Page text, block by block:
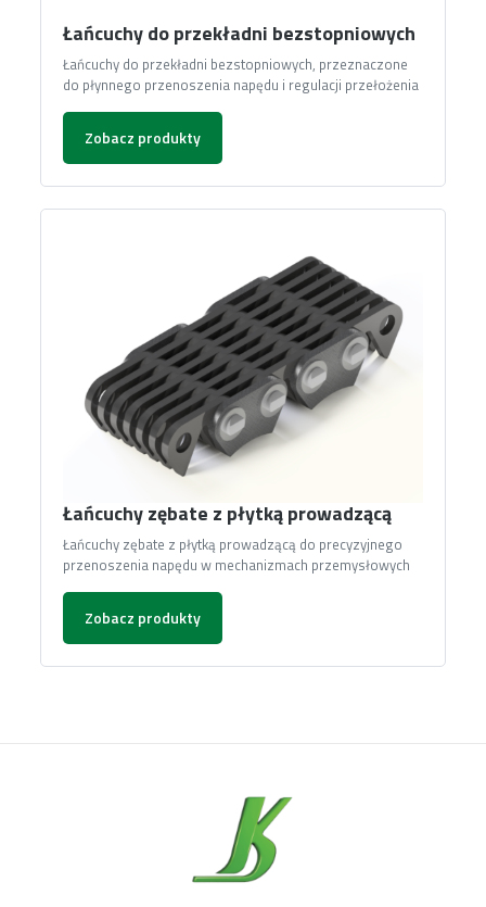
Łańcuchy do przekładni bezstopniowych
Łańcuchy do przekładni bezstopniowych, przeznaczone
do płynnego przenoszenia napędu i regulacji przełożenia
Zobacz produkty
Łańcuchy zębate z płytką prowadzącą
Łańcuchy zębate z płytką prowadzącą do precyzyjnego
przenoszenia napędu w mechanizmach przemysłowych
Zobacz produkty